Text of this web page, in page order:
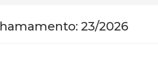
23/2026